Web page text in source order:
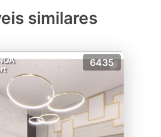
similares
6435